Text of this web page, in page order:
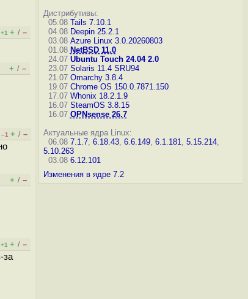
+1 + / –
+ / –
–1 + / –
+ / –
+1 + / –
за
Дистрибутивы:
05.08 Tails 7.10.1
04.08 Deepin 25.2.1
03.08 Azure Linux 3.0.20260803
01.08 NetBSD 11.0
24.07 Ubuntu Touch 24.04 2.0
23.07 Solaris 11.4 SRU94
21.07 Omarchy 3.8.4
19.07 Chrome OS 150.0.7871.150
17.07 Whonix 18.2.1.9
16.07 SteamOS 3.8.15
16.07 OPNsense 26.7
Актуальные ядра Linux:
06.08 7.1.7, 6.18.43, 6.6.149, 6.1.181, 5.15.214,
5.10.263
03.08 6.12.101
Изменения в ядре 7.2